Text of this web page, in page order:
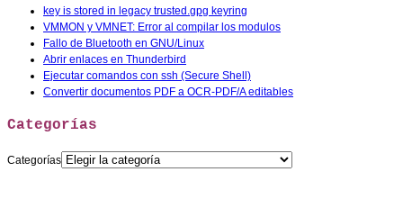
key is stored in legacy trusted.gpg keyring
VMMON y VMNET: Error al compilar los modulos
Fallo de Bluetooth en GNU/Linux
Abrir enlaces en Thunderbird
Ejecutar comandos con ssh (Secure Shell)
Convertir documentos PDF a OCR-PDF/A editables
Categorías
Categorías